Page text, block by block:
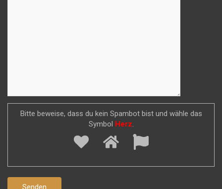
Bitte beweise, dass du kein Spambot bist und wähle das
Symbol
Herz.